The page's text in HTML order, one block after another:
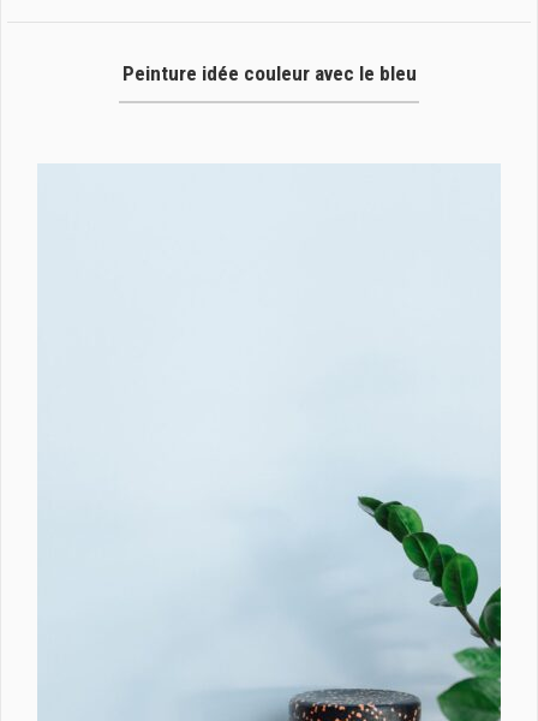
Peinture idée couleur avec le bleu